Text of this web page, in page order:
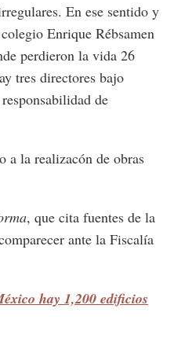
En ese sentido y
Enrique Rébsamen
perdieron la vida 26
tres directores bajo
de
a la realizacón de obras
, que cita fuentes de la
ante la Fiscalía
hay 1,200 edificios